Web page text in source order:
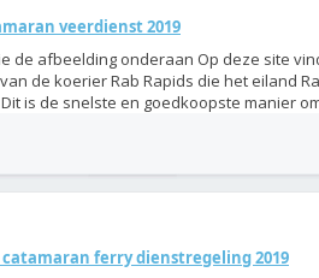
veerdienst 2019
de afbeelding onderaan Op deze site
de koerier Rab Rapids die het eiland
is de snelste en goedkoopste manier
ferry dienstregeling 2019